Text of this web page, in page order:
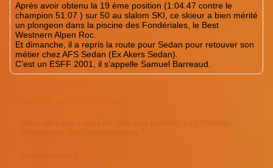
Aprés avoir obtenu la 19 ème position (1:04.47 contre le
champion 51.07 ) sur 50 au slalom SKI, ce skieur a bien mérité
un plongeon dans la piscine des Fondériales, le Best
Westnern Alpen Roc.
Et dimanche, il a repris la route pour Sedan pour retouver son
métier chez AFS Sedan (Ex Akers Sedan).
C’est un ESFF 2001, il s’appelle Samuel Barreaud.